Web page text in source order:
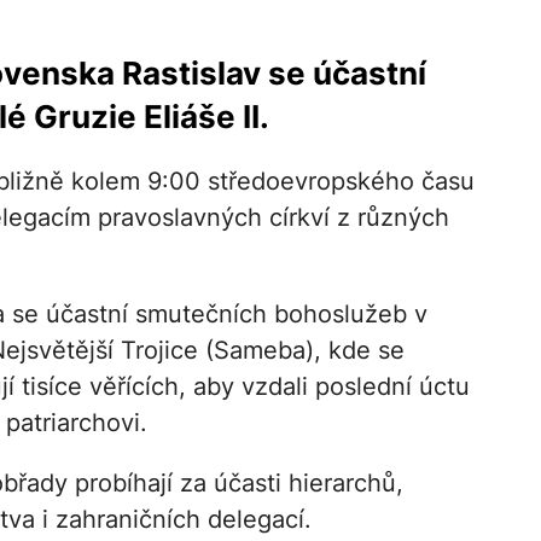
Rastislav se účastní
Gruzie Eliáše II.
kolem 9:00 středoevropského času
pravoslavných církví z různých
se účastní smutečních bohoslužeb v
Trojice (Sameba), kde se
tisíce věřících, aby vzdali poslední úctu
probíhají za účasti hierarchů,
i zahraničních delegací.